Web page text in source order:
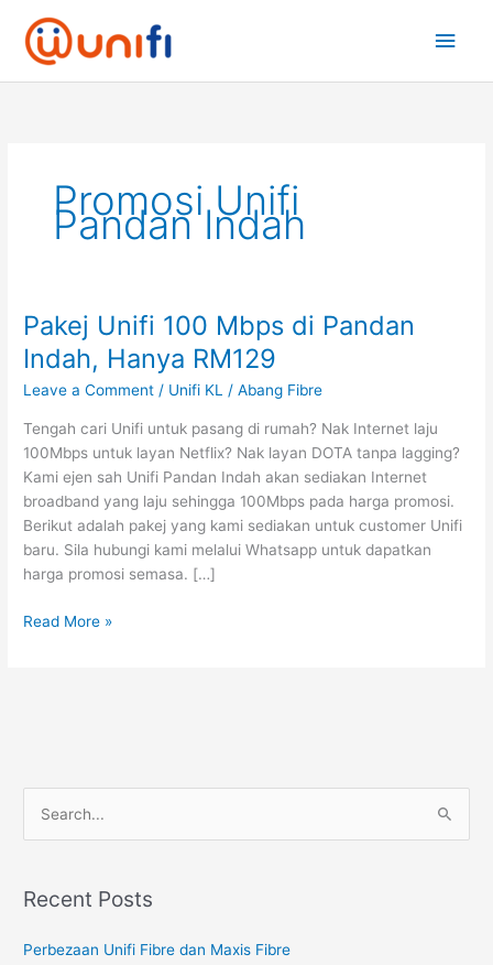
content
Promosi Unifi
Pandan Indah
Pakej Unifi 100 Mbps di Pandan
Indah, Hanya RM129
Leave a Comment / Unifi KL /Abang Fibre
Tengah cari Unifi untuk pasang di rumah? Nak Internet laju
100Mbps untuk layan Netflix? Nak layan DOTA tanpa lagging?
Kami ejen sah Unifi Pandan Indah akan sediakan Internet
broadband yang laju sehingga 100Mbps pada harga promosi.
Berikut adalah pakej yang kami sediakan untuk customer Unifi
baru. Sila hubungi kami melalui Whatsapp untuk dapatkan
harga promosi semasa. […]
Pakej
Unifi
100
Mbps
Pandan
Read More »
rRecent Posts
Perbezaan Unifi Fibre dan Maxis Fibre